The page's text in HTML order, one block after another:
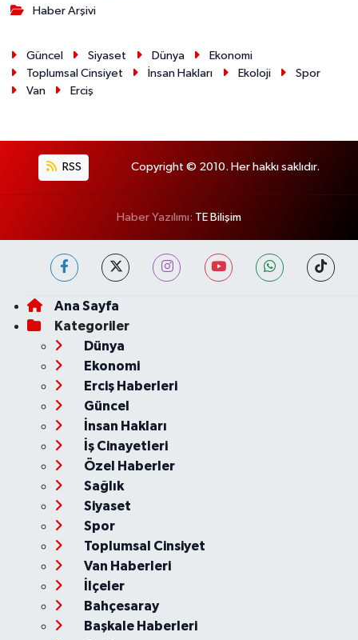
Haber Arşivi
Güncel Siyaset Dünya
Ekonomi
Toplumsal Cinsiyet
İnsan Hakları Ekoloji
Spor
Van
Erciş
RSS Copyright © 2010. Her hakkı saklıdır.
Haber Yazılımı: TE Bilişim
Ana Sayfa
Kategoriler
Dünya
Ekonomi
Erciş Haberleri
Güncel
İnsan Hakları
İş Cinayetleri
Özel Haberler
Sağlık
Siyaset
Spor
Toplumsal Cinsiyet
Van Haberleri
İlçeler
Bahçesaray
Başkale Haberleri